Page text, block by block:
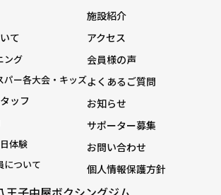
て
ング
パー各大会・キッズ
ッフ
体験
について
施設紹介
アクセス
会員様の声
よくあるご質問
お知らせ
サポーター募集
お問い合わせ
個人情報保護方針